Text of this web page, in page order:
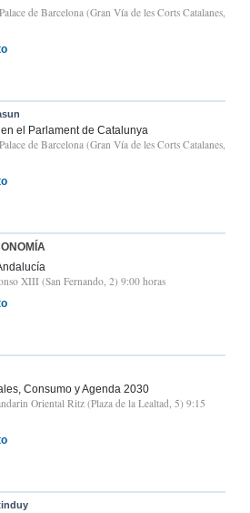
de Barcelona (Gran Vía de les Corts Catalanes,
el Parlament de Catalunya
de Barcelona (Gran Vía de les Corts Catalanes,
XIII (San Fernando, 2) 9:00 horas
Consumo y Agenda 2030
Oriental Ritz (Plaza de la Lealtad, 5) 9:15